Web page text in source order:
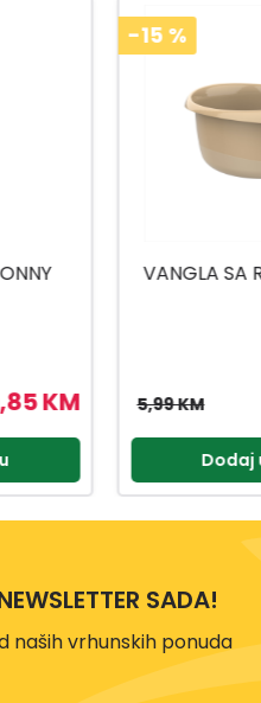
12L
KM
-15 %
3,55 KM
Dodaj
SADA!
naših vrhunskih ponuda